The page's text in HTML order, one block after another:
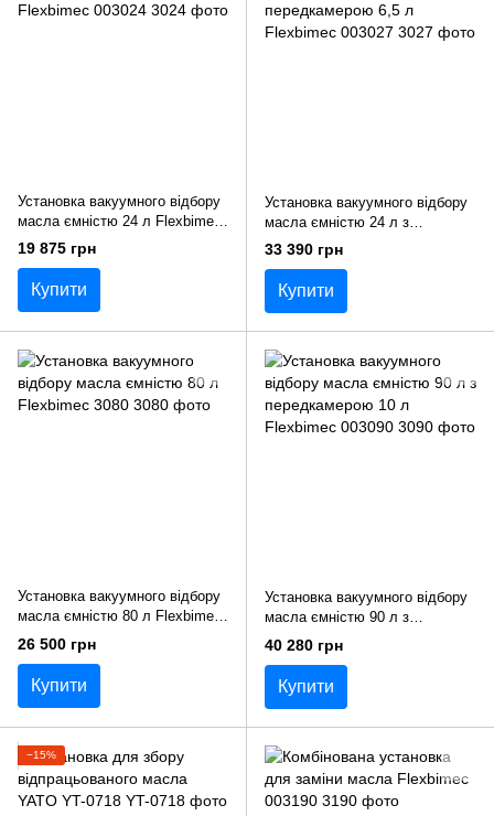
Установка вакуумного відбору
масла ємністю 24 л Flexbimec
003024
19 875 грн
Купити
Установка вакуумного відбору
масла ємністю 24 л з
передкамерою 6,5 л Flexbimec
33 390 грн
Купити
Установка вакуумного відбору
масла ємністю 80 л Flexbimec
3080
26 500 грн
Купити
Установка вакуумного відбору
масла ємністю 90 л з
передкамерою 10 л Flexbimec
40 280 грн
Купити
−15%